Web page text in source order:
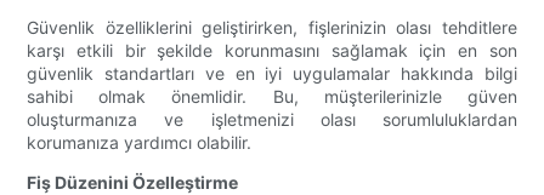
Güvenlik özelliklerini geliştirirken, fişlerinizin olası tehditlere
karşı etkili bir şekilde korunmasını sağlamak için en son
güvenlik standartları ve en iyi uygulamalar hakkında bilgi
sahibi olmak önemlidir. Bu, müşterilerinizle güven
oluşturmanıza ve işletmenizi olası sorumluluklardan
korumanıza yardımcı olabilir.
Fiş Düzenini Özelleştirme